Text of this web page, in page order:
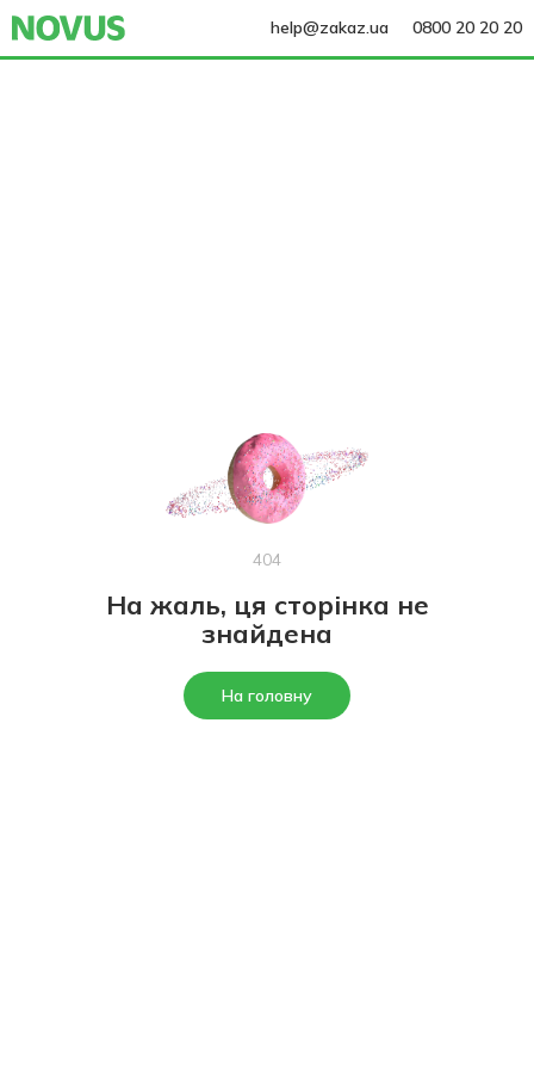
help@zakaz.ua 0800 20 20 20
404
На жаль, ця сторінка не
знайдена
На головну